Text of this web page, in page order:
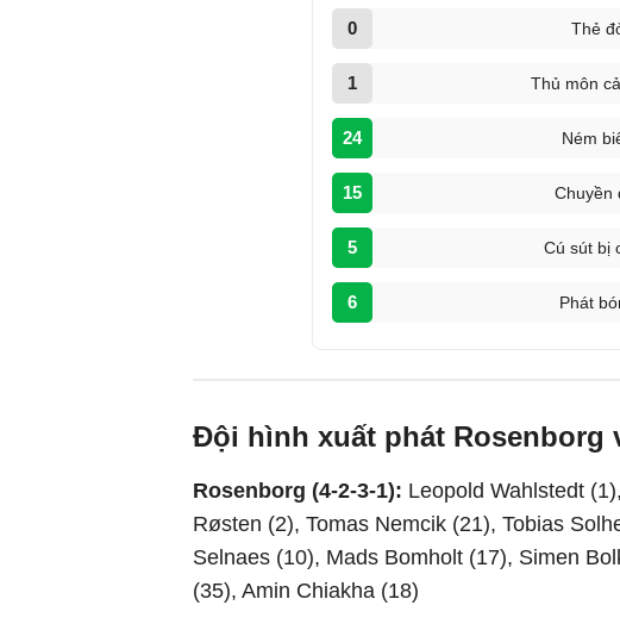
0 Thẻ
1 Thủ môn
24 Ném
15 Chuyền
5 Cú sút bị
6 Phát
Đội hình xuất phát Rosenborg
Rosenborg (4-2-3-1): Leopold Wahlstedt
Røsten (2), Tomas Nemcik (21), Tobias
Selnaes (10), Mads Bomholt (17), Simen
(35), Amin Chiakha (18)